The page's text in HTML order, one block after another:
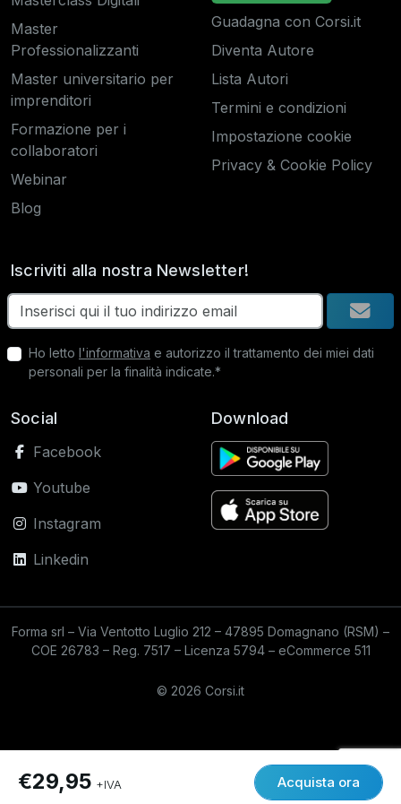
€29,95 +IVA Acquista ora
Master
Professionalizzanti
Master universitario per
imprenditori
Formazione per i
collaboratori
Webinar
Blog
Guadagna con Corsi.it
Diventa Autore
Lista Autori
Termini e condizioni
Impostazione cookie
Privacy & Cookie Policy
Iscriviti alla nostra Newsletter!
Ho letto l'informativa e autorizzo il trattamento dei miei dati
personali per la finalità indicate.*
Social
Facebook
Youtube
Instagram
Linkedin
Download
Forma srl – Via Ventotto Luglio 212 – 47895 Domagnano (RSM) –
COE 26783 – Reg. 7517 – Licenza 5794 – eCommerce 511
© 2026 Corsi.it